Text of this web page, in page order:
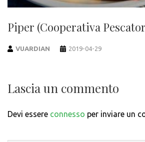
Piper (Cooperativa
VUARDIAN 2019-04-29
Lascia un commento
Devi essere connesso per inviare un